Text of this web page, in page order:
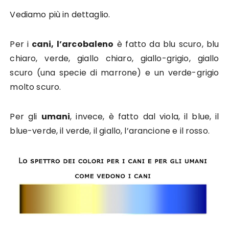
Vediamo più in dettaglio.
Per i cani, l’arcobaleno è fatto da blu scuro, blu
chiaro, verde, giallo chiaro, giallo-grigio, giallo
scuro (una specie di marrone) e un verde-grigio
molto scuro.
Per gli umani, invece, è fatto dal viola, il blue, il
blue-verde, il verde, il giallo, l’arancione e il rosso.